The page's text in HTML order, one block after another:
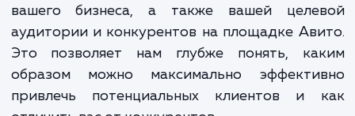
бренда и, самое главное, продаж.